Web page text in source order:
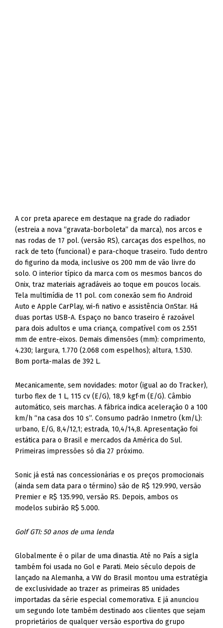
A cor preta aparece em destaque na grade do radiador
(estreia a nova “gravata-borboleta” da marca), nos arcos e
nas rodas de 17 pol. (versão RS), carcaças dos espelhos, no
rack de teto (funcional) e para-choque traseiro. Tudo dentro
do figurino da moda, inclusive os 200 mm de vão livre do
solo. O interior típico da marca com os mesmos bancos do
Onix, traz materiais agradáveis ao toque em poucos locais.
Tela multimídia de 11 pol. com conexão sem fio Android
Auto e Apple CarPlay, wi-fi nativo e assistência OnStar. Há
duas portas USB-A. Espaço no banco traseiro é razoável
para dois adultos e uma criança, compatível com os 2.551
mm de entre-eixos. Demais dimensões (mm): comprimento,
4.230; largura, 1.770 (2.068 com espelhos); altura, 1.530.
Bom porta-malas de 392 L.
Mecanicamente, sem novidades: motor (igual ao do Tracker),
turbo flex de 1 L, 115 cv (E/G), 18,9 kgf·m (E/G). Câmbio
automático, seis marchas. A fábrica indica aceleração 0 a 100
km/h “na casa dos 10 s”. Consumo padrão Inmetro (km/L):
urbano, E/G, 8,4/12,1; estrada, 10,4/14,8. Apresentação foi
estática para o Brasil e mercados da América do Sul.
Primeiras impressões só dia 27 próximo.
Sonic já está nas concessionárias e os preços promocionais
(ainda sem data para o término) são de R$ 129.990, versão
Premier e R$ 135.990, versão RS. Depois, ambos os
modelos subirão R$ 5.000.
Golf GTI: 50 anos de uma lenda
Globalmente é o pilar de uma dinastia. Até no País a sigla
também foi usada no Gol e Parati. Meio século depois de
lançado na Alemanha, a VW do Brasil montou uma estratégia
de exclusividade ao trazer as primeiras 85 unidades
importadas da série especial comemorativa. E já anunciou
um segundo lote também destinado aos clientes que sejam
proprietários de qualquer versão esportiva do grupo